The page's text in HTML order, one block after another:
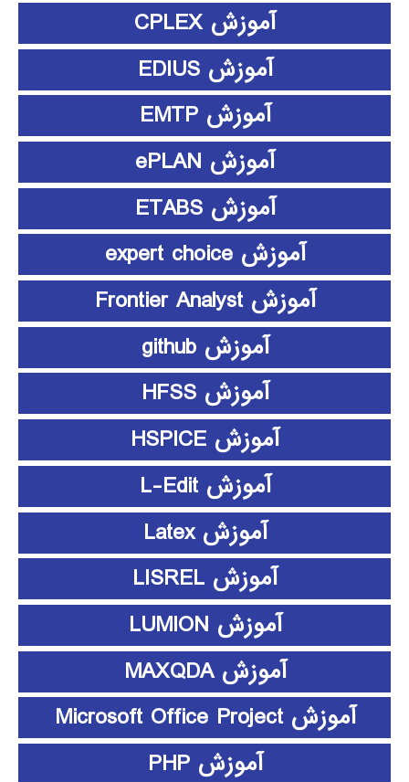
آموزش CPLEX
آموزش EDIUS
آموزش EMTP
آموزش ePLAN
آموزش ETABS
آموزش expert choice
آموزش Frontier Analyst
آموزش github
آموزش HFSS
آموزش HSPICE
آموزش L-Edit
آموزش Latex
آموزش LISREL
آموزش LUMION
آموزش MAXQDA
آموزش Microsoft Office Project
آموزش PHP